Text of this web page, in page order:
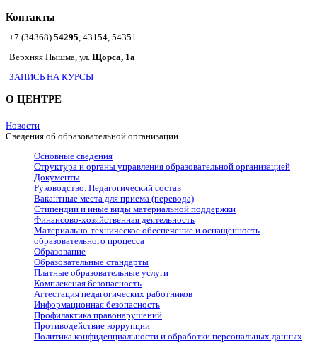
Контакты
+7 (34368) 54295, 43154, 54351
Верхняя Пышма, ул. Щорса, 1а
ЗАПИСЬ НА КУРСЫ
О ЦЕНТРЕ
Новости
Сведения об образовательной организации
Основные сведения
Структура и органы управления образовательной организацией
Документы
Руководство. Педагогический состав
Вакантные места для приема (перевода)
Стипендии и иные виды материальной поддержки
Финансово-хозяйственная деятельность
Материально-техническое обеспечение и оснащённость
образовательного процесса
Образование
Образовательные стандарты
Платные образовательные услуги
Комплексная безопасность
Аттестация педагогических работников
Информационная безопасность
Профилактика правонарушений
Противодействие коррупции
Политика конфиденциальности и обработки персональных данных